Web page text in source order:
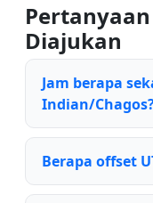
Diajukan
Jam berapa
Indian/
Berapa offset